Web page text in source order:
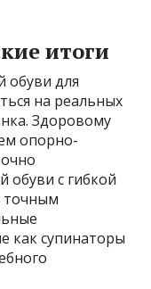
итоги
обуви для
на реальных
Здоровому
опорно-
обуви с гибкой
точным
как супинаторы